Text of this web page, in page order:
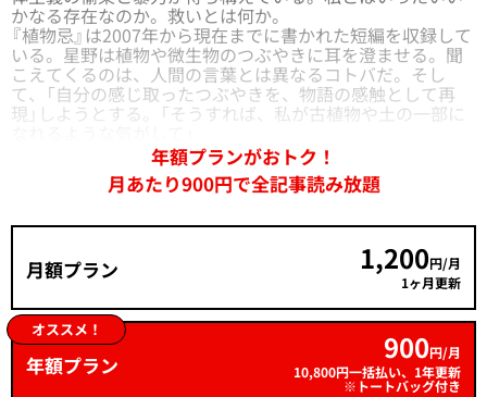
かなる存在なのか。救いとは何か。
『植物忌』は2007年から現在までに書かれた短編を収録して
いる。星野は植物や微生物のつぶやきに耳を澄ませる。聞
こえてくるのは、人間の言葉とは異なるコトバだ。そし
て、「自分の感じ取ったつぶやきを、物語の感触として再
現」しようとする。「そうすれば、私が古植物や土の一部に
年額プランがおトク！
月あたり900円で全記事読み放題
月額プラン 1,200円/月
1ヶ月更新
オススメ！
年額プラン 900円/月
10,800円一括払い、1年更新
※トートバッグ付き